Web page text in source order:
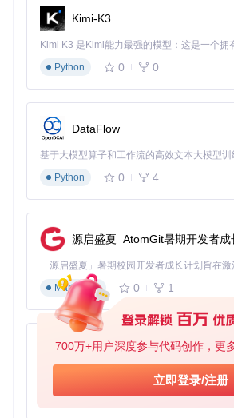
700万+用户深度参与代码创作，更
立即登录/注册
发行版
至少100MB可用存储空间
稳定的互联网连接
获取安装包：
根据你的操作系统选择相应的安装包
安装步骤：
macOS用户：将.dmg文件中的应
Linux用户：根据发行版选择.deb、
式进行安装
3.2 初次使用设置
启动洛雪音乐助手后，首先进行基本设
选择默认音乐源
配置快捷键
左侧导航栏：包含搜索、歌单、排
Kimi-K3
Python
0 0
DataFlow
基于大模型算子和工作流的高效文本大模型
Python
0 4
源启盛夏_AtomGit暑期开发者成
Markdown
0 1
py-xiaozhi
Python
0 1